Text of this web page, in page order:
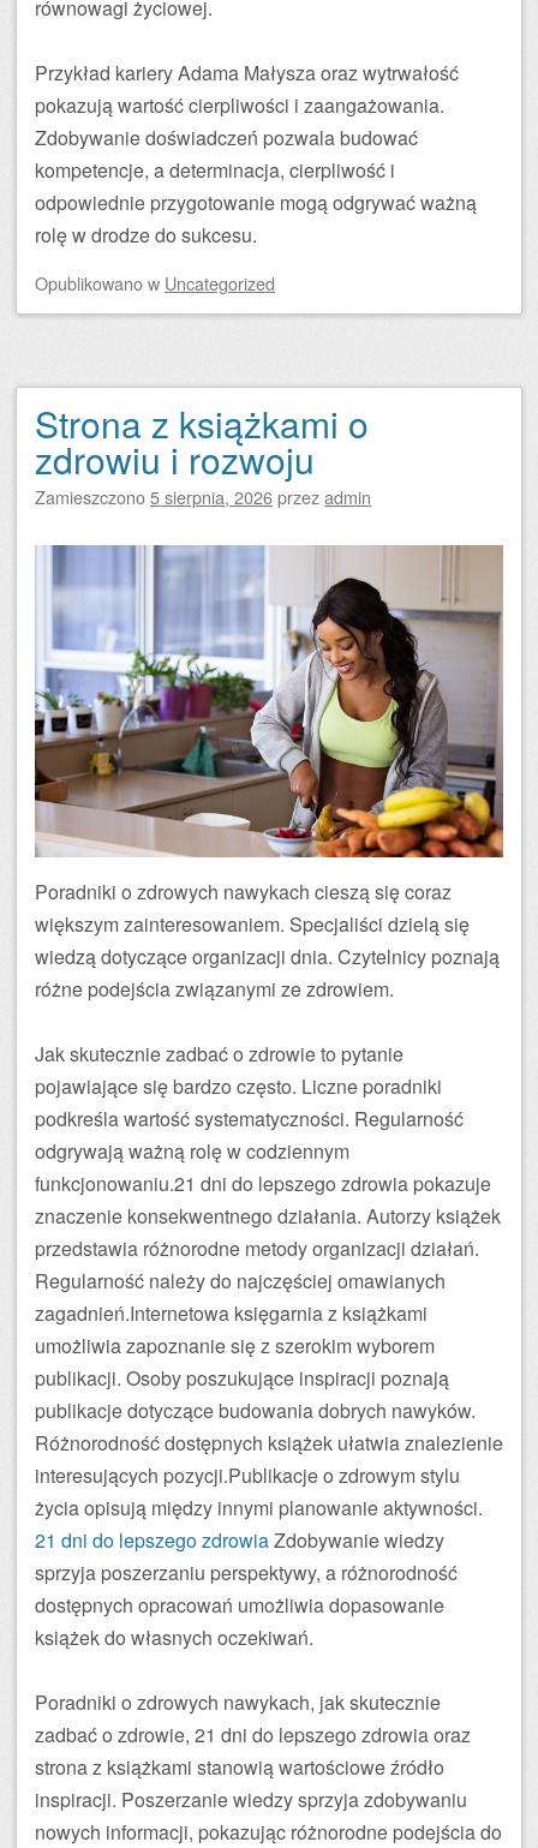
równowagi życiowej.
Przykład kariery Adama Małysza oraz wytrwałość
pokazują wartość cierpliwości i zaangażowania.
Zdobywanie doświadczeń pozwala budować
kompetencje, a determinacja, cierpliwość i
odpowiednie przygotowanie mogą odgrywać ważną
rolę w drodze do sukcesu.
Opublikowanow Uncategorized
Strona z książkami o
zdrowiu i rozwoju
Zamieszczono5 sierpnia, 2026przezadmin
Poradniki o zdrowych nawykach cieszą się coraz
większym zainteresowaniem. Specjaliści dzielą się
wiedzą dotyczące organizacji dnia. Czytelnicy poznają
różne podejścia związanymi ze zdrowiem.
Jak skutecznie zadbać o zdrowie to pytanie
pojawiające się bardzo często. Liczne poradniki
podkreśla wartość systematyczności. Regularność
odgrywają ważną rolę w codziennym
funkcjonowaniu.21 dni do lepszego zdrowia pokazuje
znaczenie konsekwentnego działania. Autorzy książek
przedstawia różnorodne metody organizacji działań.
Regularność należy do najczęściej omawianych
zagadnień.Internetowa księgarnia z książkami
umożliwia zapoznanie się z szerokim wyborem
publikacji. Osoby poszukujące inspiracji poznają
publikacje dotyczące budowania dobrych nawyków.
Różnorodność dostępnych książek ułatwia znalezienie
interesujących pozycji.Publikacje o zdrowym stylu
życia opisują między innymi planowanie aktywności.
21 dni do lepszego zdrowiaZdobywanie wiedzy
sprzyja poszerzaniu perspektywy, a różnorodność
dostępnych opracowań umożliwia dopasowanie
książek do własnych oczekiwań.
Poradniki o zdrowych nawykach, jak skutecznie
zadbać o zdrowie, 21 dni do lepszego zdrowia oraz
strona z książkami stanowią wartościowe źródło
inspiracji. Poszerzanie wiedzy sprzyja zdobywaniu
nowych informacji, pokazując różnorodne podejścia do